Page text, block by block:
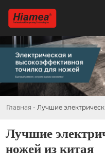
Главная - Лучшие
Лучшие
ножей из китая